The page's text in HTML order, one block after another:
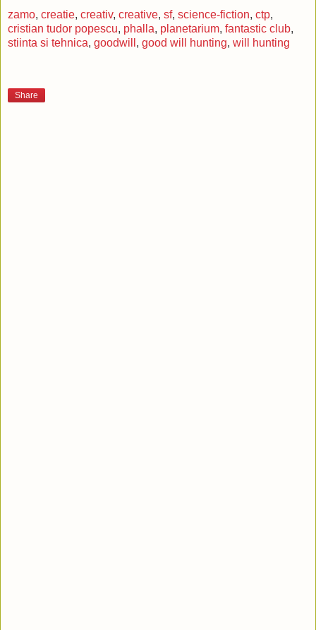
zamo, creatie, creativ, creative, sf, science-fiction, ctp,
cristian tudor popescu, phalla, planetarium, fantastic club,
stiinta si tehnica, goodwill , good will hunting, will hunting
Share